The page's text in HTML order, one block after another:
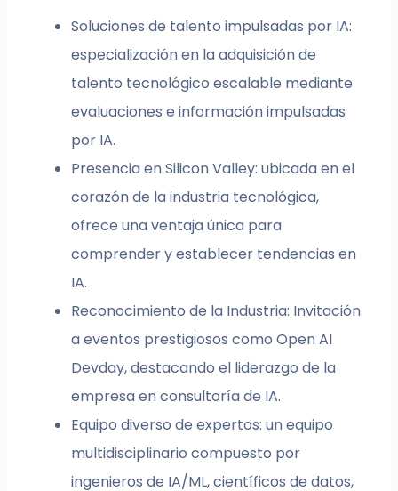
Soluciones de talento impulsadas por IA:
especialización en la adquisición de
talento tecnológico escalable mediante
evaluaciones e información impulsadas
por IA.
Presencia en Silicon Valley: ubicada en el
corazón de la industria tecnológica,
ofrece una ventaja única para
comprender y establecer tendencias en
IA.
Reconocimiento de la Industria: Invitación
a eventos prestigiosos como Open AI
Devday, destacando el liderazgo de la
empresa en consultoría de IA.
Equipo diverso de expertos: un equipo
multidisciplinario compuesto por
ingenieros de IA/ML, científicos de datos,